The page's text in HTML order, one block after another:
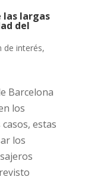
las largas
del
de interés,
Barcelona
los
estas
los